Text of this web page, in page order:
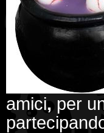
amici, per